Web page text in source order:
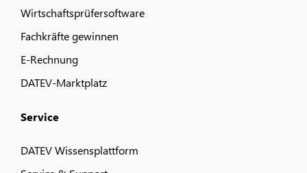
Wirtschaftsprüfersoftware
Fachkräfte gewinnen
E-Rechnung
DATEV-Marktplatz
Service
DATEV Wissensplattform